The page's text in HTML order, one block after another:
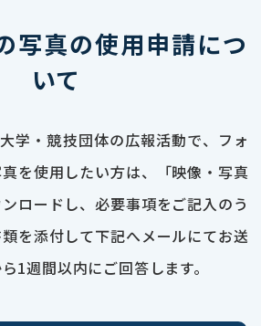
写真の使用申請につ
いて
学・競技団体の広報活動で、フォ
を使用したい方は、「映像・写真
ロードし、必要事項をご記入のう
を添付して下記へメールにてお送
1週間以内にご回答します。